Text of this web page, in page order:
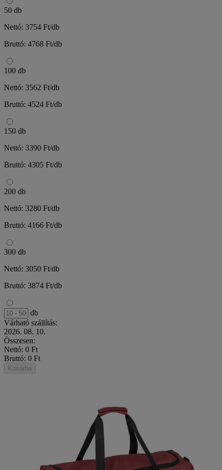
50 db
Nettó: 3754 Ft/db
Bruttó: 4768 Ft/db
100 db
Nettó: 3562 Ft/db
Bruttó: 4524 Ft/db
150 db
Nettó: 3390 Ft/db
Bruttó: 4305 Ft/db
200 db
Nettó: 3280 Ft/db
Bruttó: 4166 Ft/db
300 db
Nettó: 3050 Ft/db
Bruttó: 3874 Ft/db
db
Várható szállítás:
2026. 08. 10.
Összesen:
Nettó: 0 Ft
Bruttó: 0 Ft
Kosárba